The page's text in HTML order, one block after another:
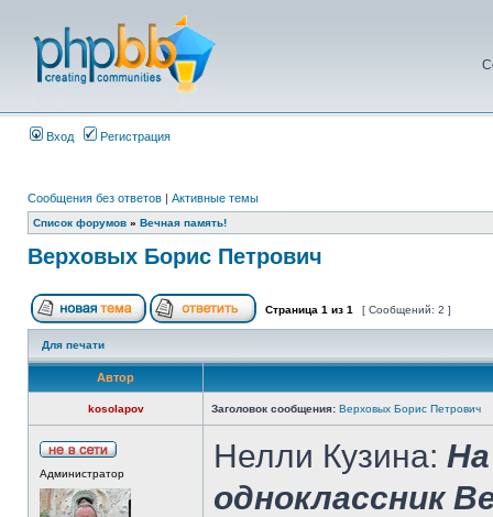
Вход Регистрация
Сообщения без ответов | Активные темы
Список форумов » Вечная память!
Верховых Борис Петрович
Страница 1 из 1 [ Сообщений: 2 ]
Для печати
Автор
kosolapov Заголовок сообщения: Верховых Борис Петрович
Администратор Нелли Кузина:
одноклассник